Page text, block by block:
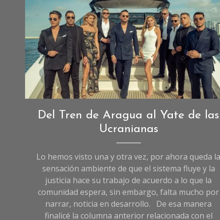
Imagen creada con IA.
Opinión
Sociedad
Del Tren de Aragua al Yate de las
Ucranianas
Lo hemos visto una y otra vez, por ahora queda
sensación ambiente de que el sistema fluye y la
justicia hace su trabajo de acuerdo a lo que la
comunidad espera, sin embargo, falta mucho por
narrar, noticia en desarrollo. De esa manera
finalicé la columna anterior relacionada con el